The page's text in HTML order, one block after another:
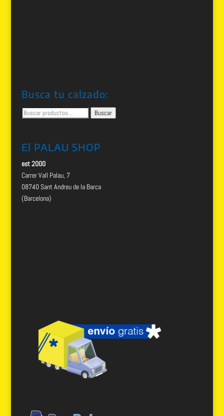
Busca tu calzado:
Buscar
por:
Buscar
El PALAU SHOP
est 2000
Carrer Vall Palau, 7
08740 Sant Andreu de la Barca
(Barcelona)